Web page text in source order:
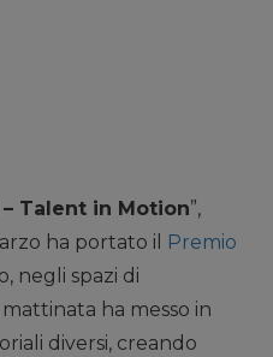
– Talent in Motion”,
ha portato il
Premio
negli spazi di
mattinata ha messo in
diversi, creando